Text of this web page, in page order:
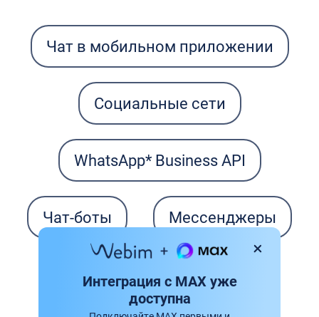
Чат в мобильном приложении
Социальные сети
WhatsApp* Business API
Чат-боты Мессенджеры
Apple Business Chat
Интеграция с MAX уже
доступна